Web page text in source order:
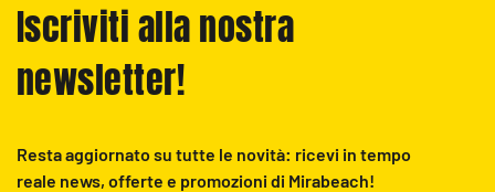
Iscriviti alla nostra
newsletter!
Resta aggiornato su tutte le novità: ricevi in tempo
reale news, offerte e promozioni di Mirabeach!